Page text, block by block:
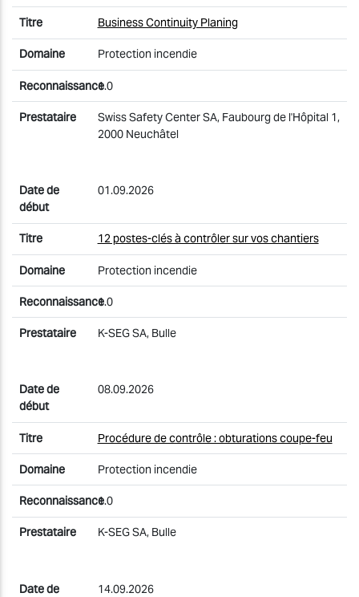
Business Continuity Planing
Protection incendie
1.0
Swiss Safety Center SA, Faubourg de l'Hôpital 1,
2000 Neuchâtel
01.09.2026
12 postes-clés à contrôler sur vos chantiers
Protection incendie
1.0
K-SEG SA, Bulle
08.09.2026
Procédure de contrôle : obturations coupe-feu
Protection incendie
1.0
K-SEG SA, Bulle
14.09.2026